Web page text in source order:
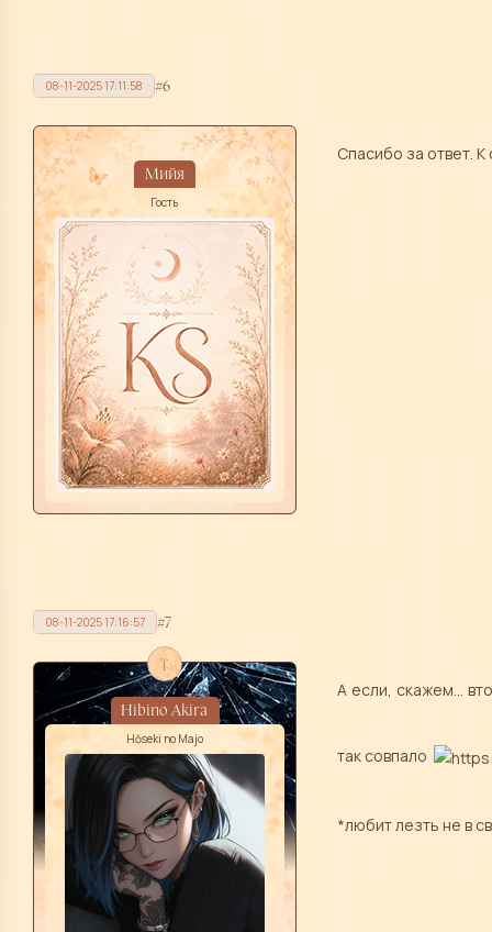
6
08-11-2025 17:11:58
Мийя
Гость
Спасибо за ответ.
7
08-11-2025 17:16:57
t
Hibino Akira
Hōseki no Majo
А если, скажем...
так совпало
*любит лезть не в